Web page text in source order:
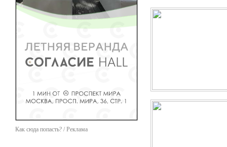
Как сюда попасть? / Реклама